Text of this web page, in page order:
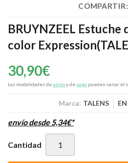
COMPARTIR:
BRUYNZEEL Estuche
color Expression
30,90€
Las modalidades de envíoy de pago pueden variar el
Marca: TALENS
envío desde5,34€*
Cantidad